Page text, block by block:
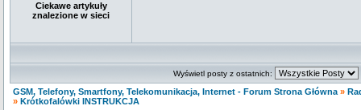
Ciekawe artykuły
znalezione w sieci
Wyświetl posty z ostatnich:
GSM, Telefony, Smartfony, Telekomunikacja, Internet - Forum Strona Główna »
» Krótkofalówki INSTRUKCJA